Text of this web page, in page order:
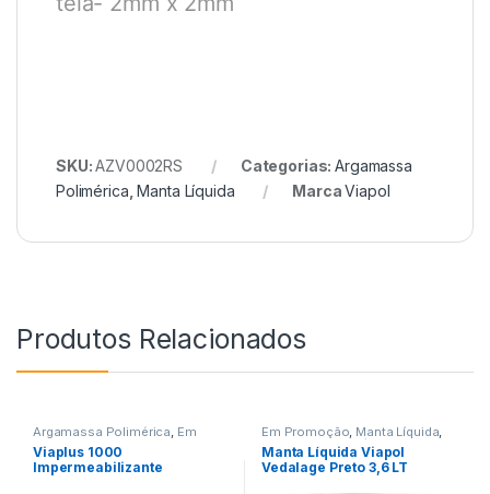
SKU:AZV0002RS Categorias:Argamassa
Polimérica ,Manta Líquida MarcaViapol
Produtos Relacionados
Argamassa Polimérica, Em
Promoção, Impermeabilizantes
Viapol
Viaplus 1000
Impermeabilizante
Em Promoção, Manta Líquida,
Pintura Impermeável Viapol
Manta Líquida Viapol
Vedalage Preto 3,6 LT